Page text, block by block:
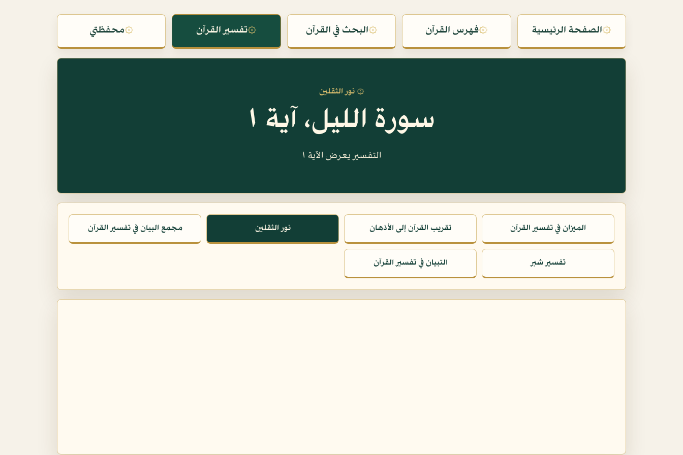
۞الصفحة الرئيسية ۞فهرس القرآن ۞البحث في القرآن ۞تفسير القرآن ۞محفظتي
۞ نور الثقلين
سورة الليل، آية ١
التفسير يعرض الآية ١
الميزان في تفسير القرآن تقريب القرآن إلى الأذهان نور الثقلين مجمع البيان في تفسير القرآن
تفسير شبر التبيان في تفسير القرآن